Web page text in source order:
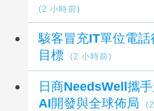
(2 小時前)
駭客冒充IT單位電
目標
(2 小時前)
日商NeedsWell攜
AI開發與全球佈局